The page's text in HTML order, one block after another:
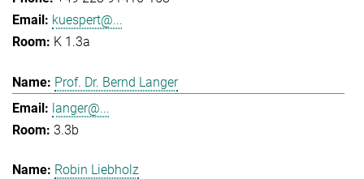
kuespert@...
K 1.3a
Prof. Dr. Bernd Langer
langer@...
3.3b
Robin Liebholz